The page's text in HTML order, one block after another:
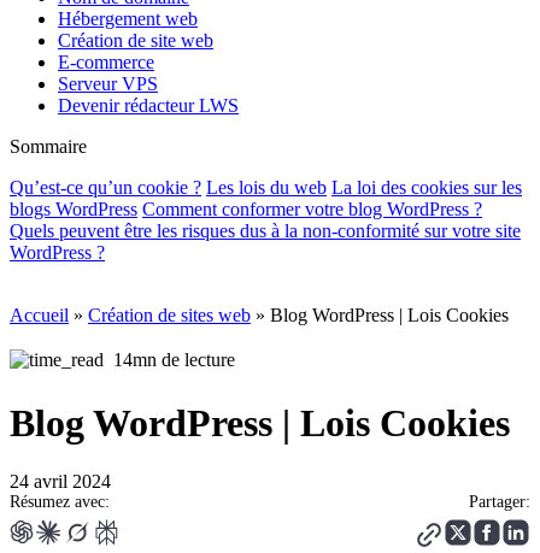
Hébergement web
Création de site web
E-commerce
Serveur VPS
Devenir rédacteur LWS
Sommaire
Qu’est-ce qu’un cookie ? Les lois du web La loi des cookies sur les
blogs WordPress Comment conformer votre blog WordPress ?
Quels peuvent être les risques dus à la non-conformité sur votre site
WordPress ?
Accueil » Création de sites web » Blog WordPress | Lois Cookies
14mn de lecture
Blog WordPress | Lois Cookies
24 avril 2024
Résumez avec: Partager: